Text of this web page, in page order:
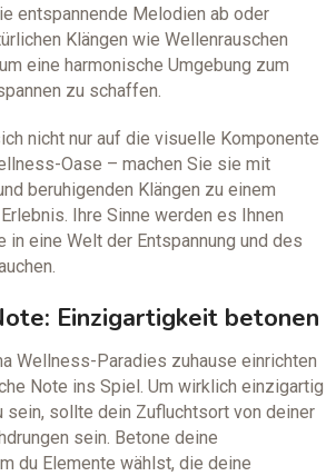
entspannende Melodien ab oder
Klängen wie Wellenrauschen
eine harmonische Umgebung zum
zu schaffen.
nicht nur auf die visuelle Komponente
Oase – machen Sie sie mit
beruhigenden Klängen zu einem
Ihre Sinne werden es Ihnen
in eine Welt der Entspannung und des
Einzigartigkeit betonen
Wellness-Paradies zuhause einrichten
Note ins Spiel. Um wirklich einzigartig
sein, sollte dein Zufluchtsort von deiner
sein. Betone deine
du Elemente wählst, die deine